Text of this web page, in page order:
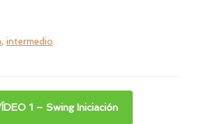
, intermedio
1 – Swing Iniciación